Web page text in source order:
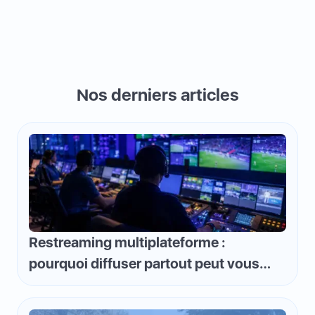
Nos derniers articles
Restreaming multiplateforme :
pourquoi diffuser partout peut vous
faire perdre de l'argent et comment
inverser la logique